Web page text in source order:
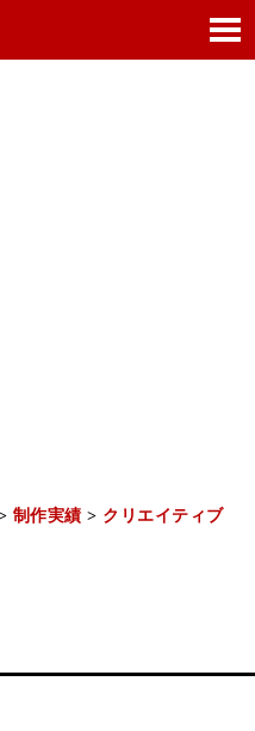
制作実績 > クリエイティブ